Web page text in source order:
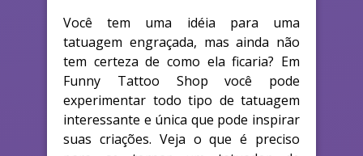
Você tem uma idéia para uma
tatuagem engraçada, mas ainda não
tem certeza de como ela ficaria? Em
Funny Tattoo Shop você pode
experimentar todo tipo de tatuagem
interessante e única que pode inspirar
suas criações. Veja o que é preciso